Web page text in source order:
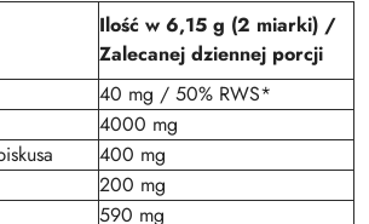
Ilość w 6,15 g (2 miarki) /
Zalecanej dziennej porcji
40 mg / 50% RWS*
4000 mg
400 mg
200 mg
590 mg